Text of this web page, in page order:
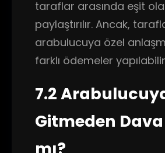
taraflar arasında eşit
paylaştırılır. Ancak,
arabulucuya özel
farklı ödemeler
7.2
Gitmeden Dava
mı?